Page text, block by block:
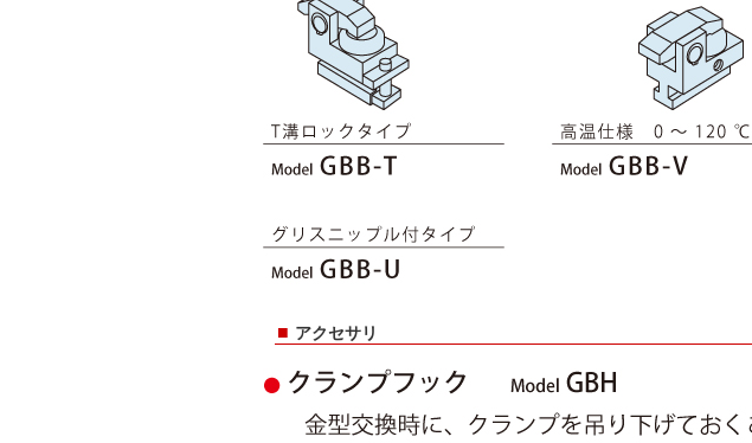
■ アクセサリ